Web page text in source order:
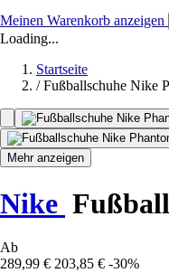
Meinen Warenkorb anzeigen
Loading...
Startseite
/ Fußballschuhe Nike
Mehr anzeigen
Nike
Ab
289,99 € 203,85 € -30%